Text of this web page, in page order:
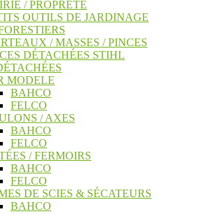
/ PROPRETÉ
OUTILS DE JARDINAGE
/ MASSES / PINCES
DÉTACHÉES STIHL
MODELE
BAHCO
FELCO
/ AXES
BAHCO
FELCO
/ FERMOIRS
BAHCO
FELCO
DE SCIES & SÉCATEURS
BAHCO